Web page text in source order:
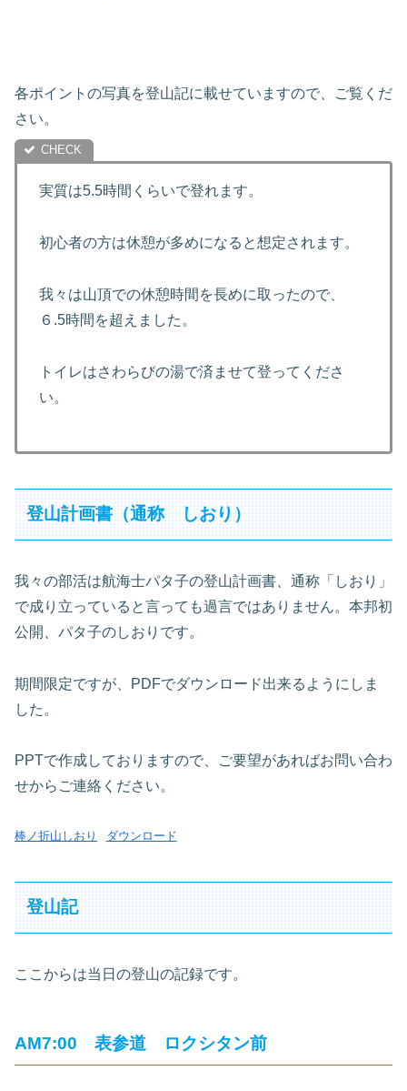
各ポイントの写真を登山記に載せていますので、ご覧くだ
さい。
実質は5.5時間くらいで登れます。
初心者の方は休憩が多めになると想定されます。
我々は山頂での休憩時間を長めに取ったので、
６.5時間を超えました。
トイレはさわらびの湯で済ませて登ってくださ
い。
登山計画書（通称 しおり）
我々の部活は航海士パタ子の登山計画書、通称「しおり」
で成り立っていると言っても過言ではありません。本邦初
公開、パタ子のしおりです。
期間限定ですが、PDFでダウンロード出来るようにしま
した。
PPTで作成しておりますので、ご要望があればお問い合わ
せからご連絡ください。
棒ノ折山しおり ダウンロード
登山記
ここからは当日の登山の記録です。
AM7:00 表参道 ロクシタン前